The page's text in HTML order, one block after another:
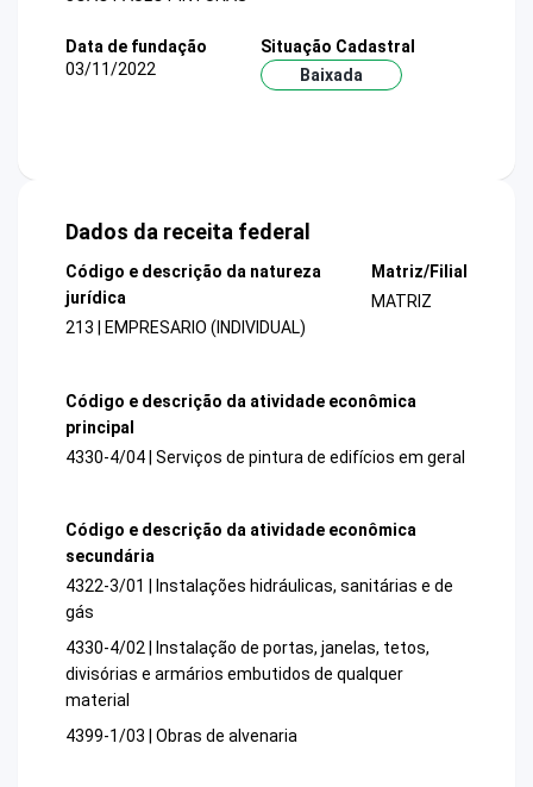
Data de fundação
03/11/2022
Situação Cadastral
Baixada
Dados da receita federal
Código e descrição da natureza
jurídica
213 | EMPRESARIO (INDIVIDUAL)
Matriz/Filial
MATRIZ
Código e descrição da atividade econômica
principal
4330-4/04 | Serviços de pintura de edifícios em geral
Código e descrição da atividade econômica
secundária
4322-3/01 | Instalações hidráulicas, sanitárias e de
gás
4330-4/02 | Instalação de portas, janelas, tetos,
divisórias e armários embutidos de qualquer
material
4399-1/03 | Obras de alvenaria